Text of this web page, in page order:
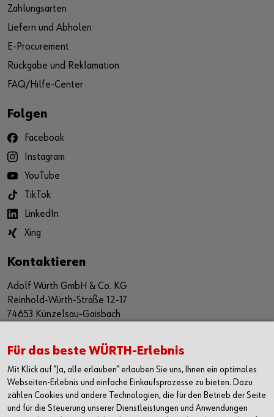
Zahlungsarten
Liefern und Abholen
E-Procurement
Rückgabe und Reklamation
FAQ/Hilfe-Center
Folgen
Facebook
Instagram
YouTube
TikTok
LinkedIn
Xing
Kontaktieren
Adolf Würth GmbH & Co. KG
Reinhold-Würth-Straße 12-17
74653 Künzelsau-Gaisbach
Alle Kontaktmöglichkeiten
+49 7940 15-2400
info@wuerth.com
Für das beste WÜRTH-Erlebnis
Mit Klick auf “Ja, alle erlauben“ erlauben Sie uns, Ihnen ein optimales
Webseiten-Erlebnis und einfache Einkaufsprozesse zu bieten. Dazu
zählen Cookies und andere Technologien, die für den Betrieb der Seite
und für die Steuerung unserer Dienstleistungen und Anwendungen